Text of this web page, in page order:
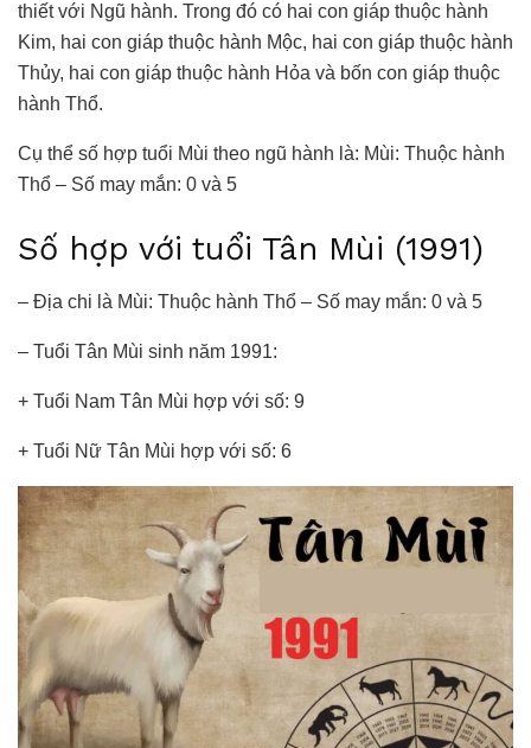
thiết với Ngũ hành. Trong đó có hai con giáp thuộc hành
Kim, hai con giáp thuộc hành Mộc, hai con giáp thuộc hành
Thủy, hai con giáp thuộc hành Hỏa và bốn con giáp thuộc
hành Thổ.
Cụ thể số hợp tuổi Mùi theo ngũ hành là: Mùi: Thuộc hành
Thổ – Số may mắn: 0 và 5
Số hợp với tuổi Tân Mùi (1991)
– Địa chi là Mùi: Thuộc hành Thổ – Số may mắn: 0 và 5
– Tuổi Tân Mùi sinh năm 1991:
+ Tuổi Nam Tân Mùi hợp với số: 9
+ Tuổi Nữ Tân Mùi hợp với số: 6